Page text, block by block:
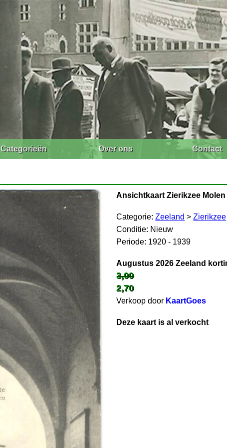
Categorieën Over ons Contact
Ansichtkaart Zierikzee
Categorie:Zeeland >Zierikzee
Conditie: Nieuw
Periode: 1920 - 1939
Augustus 2026 Zeeland
3,00
2,70
Verkoop door KaartGoes
Deze kaart is al verkocht